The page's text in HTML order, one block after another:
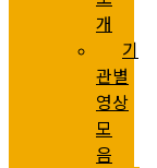
개
기
관별
영상
모
음